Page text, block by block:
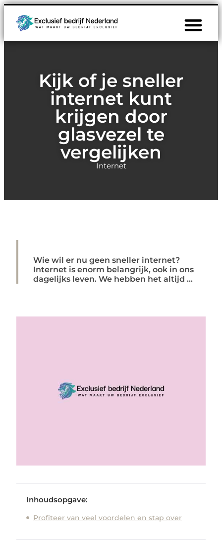
Kijk of je sneller
internet kunt
krijgen door
glasvezel te
vergelijken
Internet
Wie wil er nu geen sneller internet?
Internet is enorm belangrijk, ook in ons
dagelijks leven. We hebben het altijd ...
Inhoudsopgave:
Profiteer van veel voordelen en stap over